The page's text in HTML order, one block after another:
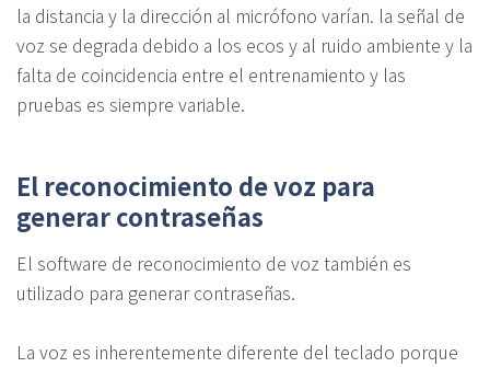
la distancia y la dirección al micrófono varían. la señal de
voz se degrada debido a los ecos y al ruido ambiente y la
falta de coincidencia entre el entrenamiento y las
pruebas es siempre variable.
El reconocimiento de voz para
generar contraseñas
El software de reconocimiento de voz también es
utilizado para generar contraseñas.
La voz es inherentemente diferente del teclado porque